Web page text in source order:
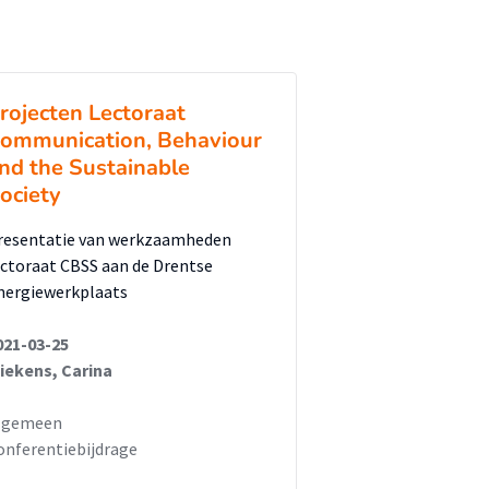
Lectoraat
Behaviour
the Sustainable
van werkzaamheden
CBSS aan de Drentse
03-25
Carina